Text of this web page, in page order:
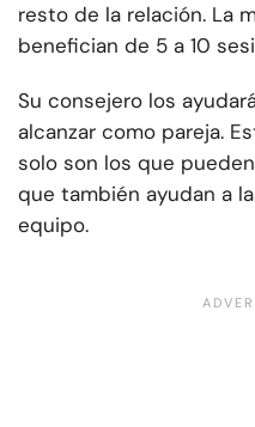
resto de la relación. La
benefician de 5 a 10
Su consejero los
alcanzar como pareja.
solo son los que
que también ayudan a
equipo.